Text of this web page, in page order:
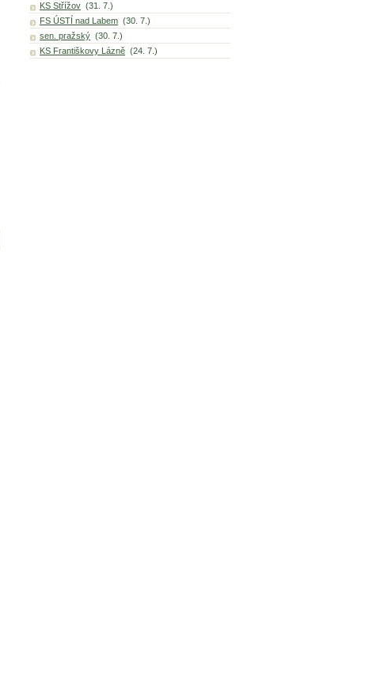
KS Střížov (31. 7.)
FS ÚSTÍ nad Labem (30. 7.)
sen. pražský (30. 7.)
KS Františkovy Lázně (24. 7.)